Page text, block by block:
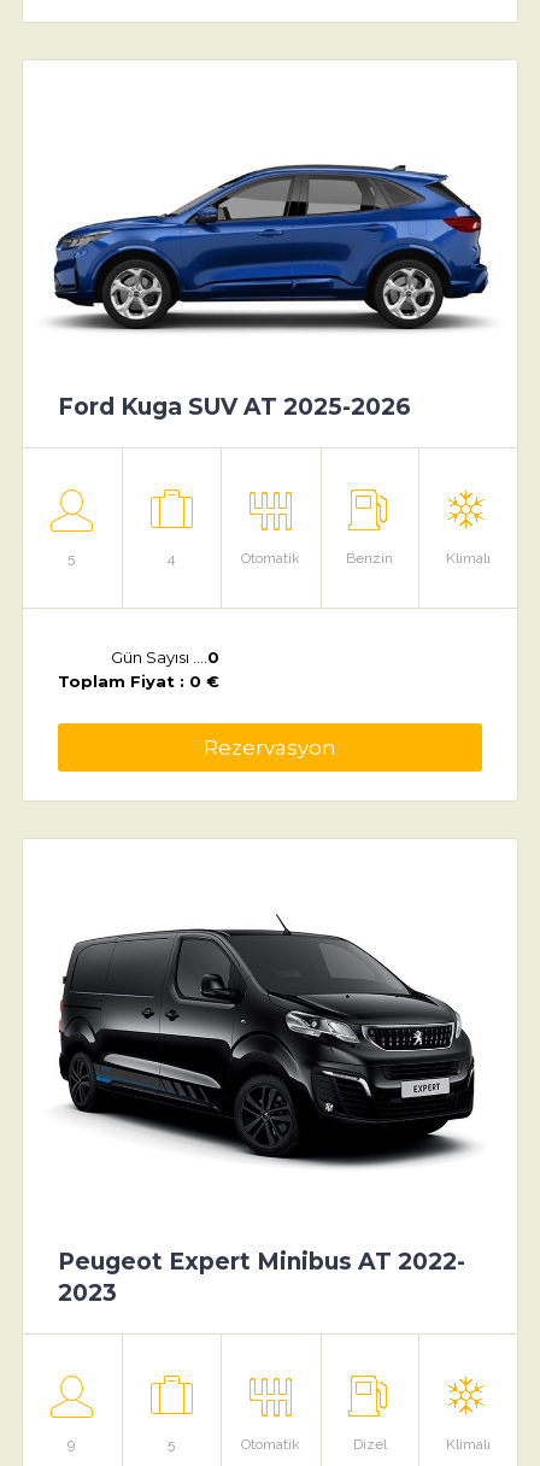
Ford Kuga SUV AT 2025-2026
5 4 Otomatik Benzin Klimalı
Gün Sayısı ....0
Toplam Fiyat : 0 €
Rezervasyon
Peugeot Expert Minibus AT 2022-
2023
9 5 Otomatik Dizel Klimalı